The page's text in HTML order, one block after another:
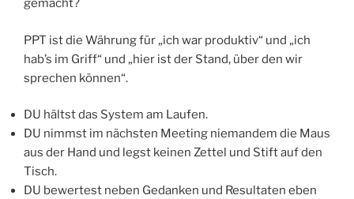
gemacht?
PPT ist die Währung für „ich war produktiv“ und „ich
hab’s im Griff“ und „hier ist der Stand, über den wir
sprechen können“.
DU hältst das System am Laufen.
DU nimmst im nächsten Meeting niemandem die Maus
aus der Hand und legst keinen Zettel und Stift auf den
Tisch.
DU bewertest neben Gedanken und Resultaten eben